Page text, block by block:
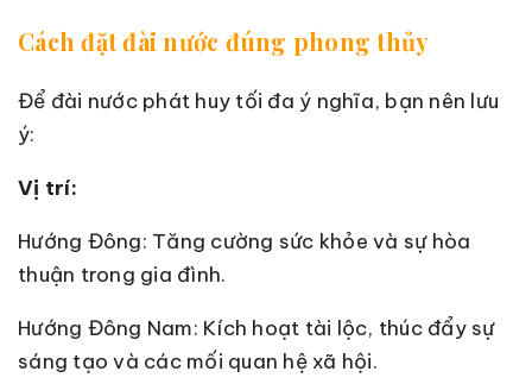
Cách đặt đài nước đúng phong thủy
Để đài nước phát huy tối đa ý nghĩa, bạn nên lưu
ý:
Vị trí:
Hướng Đông: Tăng cường sức khỏe và sự hòa
thuận trong gia đình.
Hướng Đông Nam: Kích hoạt tài lộc, thúc đẩy sự
sáng tạo và các mối quan hệ xã hội.